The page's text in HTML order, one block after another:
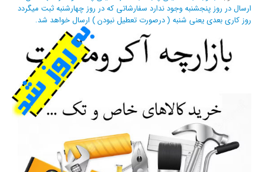
ارسال در روز پنجشنبه وجود ندارد سفارشاتی که در روز چهارشنبه ثبت میگردد
روز کاری بعدی یعنی شنبه ( درصورت تعطیل نبودن ) ارسال خواهد شد.